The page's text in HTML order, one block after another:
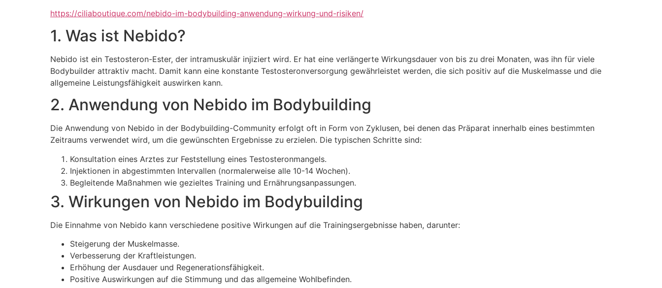
https://ciliaboutique.com/nebido-im-bodybuilding-anwendung-wirkung-und-risiken/
1. Was ist Nebido?
Nebido ist ein Testosteron-Ester, der intramuskulär injiziert wird. Er hat eine verlängerte Wirkungsdauer von bis zu drei Monaten, was ihn für viele
Bodybuilder attraktiv macht. Damit kann eine konstante Testosteronversorgung gewährleistet werden, die sich positiv auf die Muskelmasse und die
allgemeine Leistungsfähigkeit auswirken kann.
2. Anwendung von Nebido im Bodybuilding
Die Anwendung von Nebido in der Bodybuilding-Community erfolgt oft in Form von Zyklusen, bei denen das Präparat innerhalb eines bestimmten
Zeitraums verwendet wird, um die gewünschten Ergebnisse zu erzielen. Die typischen Schritte sind:
Konsultation eines Arztes zur Feststellung eines Testosteronmangels.
Injektionen in abgestimmten Intervallen (normalerweise alle 10-14 Wochen).
Begleitende Maßnahmen wie gezieltes Training und Ernährungsanpassungen.
3. Wirkungen von Nebido im Bodybuilding
Die Einnahme von Nebido kann verschiedene positive Wirkungen auf die Trainingsergebnisse haben, darunter:
Steigerung der Muskelmasse.
Verbesserung der Kraftleistungen.
Erhöhung der Ausdauer und Regenerationsfähigkeit.
Positive Auswirkungen auf die Stimmung und das allgemeine Wohlbefinden.